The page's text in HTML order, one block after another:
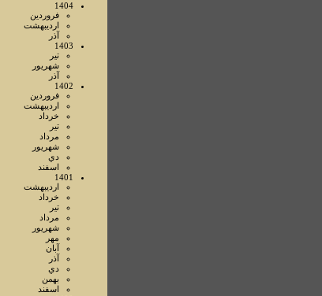
1404
فروردين
ارديبهشت
آذر
1403
تير
شهريور
آذر
1402
فروردين
ارديبهشت
خرداد
تير
مرداد
شهريور
دي
اسفند
1401
ارديبهشت
خرداد
تير
مرداد
شهريور
مهر
آبان
آذر
دي
بهمن
اسفند